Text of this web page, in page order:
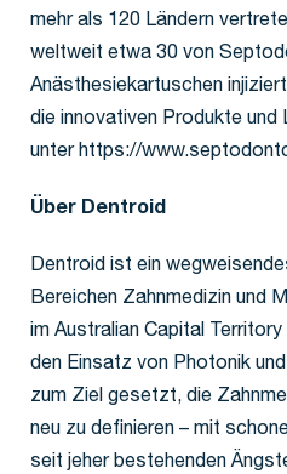
mehr als 120 Ländern
weltweit etwa 30 von
Anästhesiekartuschen
die innovativen Produkte
unter https://
Über Dentroid
Dentroid ist ein
Bereichen Zahnmedizin und
im Australian Capital
den Einsatz von Photonik
zum Ziel gesetzt, die
neu zu definieren – mit
seit jeher bestehenden